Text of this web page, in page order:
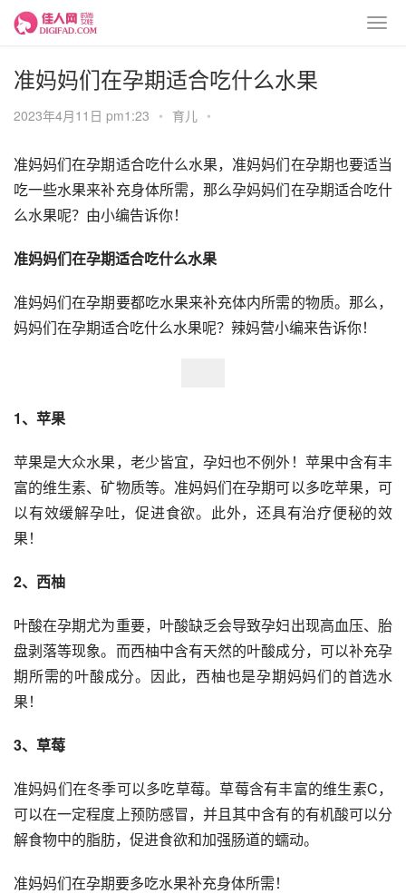
准妈妈们在孕期适合吃什么水果
2023年4月11日 pm1:23 • 育儿 •
准妈妈们在孕期适合吃什么水果，准妈妈们在孕期也要适当
吃一些水果来补充身体所需，那么孕妈妈们在孕期适合吃什
么水果呢？由小编告诉你！
准妈妈们在孕期适合吃什么水果
准妈妈们在孕期要都吃水果来补充体内所需的物质。那么，
妈妈们在孕期适合吃什么水果呢？辣妈营小编来告诉你！
1、苹果
苹果是大众水果，老少皆宜，孕妇也不例外！苹果中含有丰
富的维生素、矿物质等。准妈妈们在孕期可以多吃苹果，可
以有效缓解孕吐，促进食欲。此外，还具有治疗便秘的效
果！
2、西柚
叶酸在孕期尤为重要，叶酸缺乏会导致孕妇出现高血压、胎
盘剥落等现象。而西柚中含有天然的叶酸成分，可以补充孕
期所需的叶酸成分。因此，西柚也是孕期妈妈们的首选水
果！
3、草莓
准妈妈们在冬季可以多吃草莓。草莓含有丰富的维生素C，
可以在一定程度上预防感冒，并且其中含有的有机酸可以分
解食物中的脂肪，促进食欲和加强肠道的蠕动。
准妈妈们在孕期要多吃水果补充身体所需！